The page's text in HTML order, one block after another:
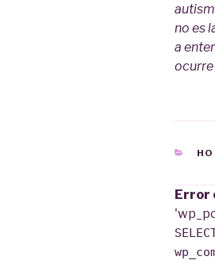
no es
a
ocurre
Error